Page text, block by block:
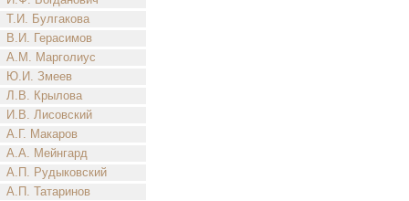
Т.И. Булгакова
В.И. Герасимов
А.М. Марголиус
Ю.И. Змеев
Л.В. Крылова
И.В. Лисовский
А.Г. Макаров
А.А. Мейнгард
А.П. Рудыковский
А.П. Татаринов